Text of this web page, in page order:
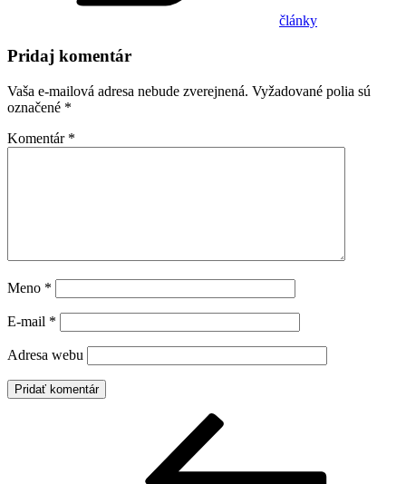
články
Pridaj komentár
Vaša e-mailová adresa nebude zverejnená. Vyžadované polia sú
označené *
Komentár *
Meno *
E-mail *
Adresa webu